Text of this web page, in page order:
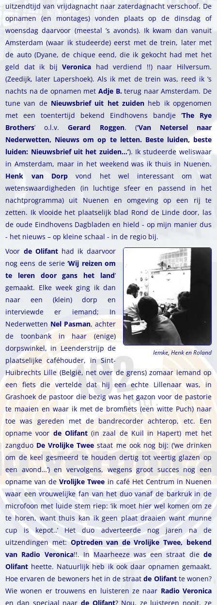
uitzendtijd van vrijdagnacht naar zaterdagnacht verschoof. De
opnamen (en montages) vonden plaats op de dinsdag of
woensdag daarvoor (meestal ’s avonds). Ik kwam dan vanuit
Amsterdam (waar ik studeerde) eerst met de trein, later met
de auto (Dyane, de chique eend, die ik gekocht had met het
geld dat ik bijVeronica had verdiend !!) naar Hilversum.
(Zeedijk, later Lapershoek). Als ik met de trein was, reed ik ’s
nachts na de opnamen met Adje B.terug naar Amsterdam. De
tune van de Nieuwsbrief uit het zuidenheb ik opgenomen
met een toentertijd bekend Eindhovens bandje ‘The Rye
Brothers’ o.l.v.Gerard Roggen. (‘Van Netersel naar
Nederwetten, Nieuws om op te letten. Beste luiden, beste
luiden: Nieuwsbrief uit het zuiden…’). Ik studeerde weliswaar
in Amsterdam, maar in het weekend was ik thuis in Nuenen.
Henk van Dorpvond het wel interessant om wat
wetenswaardigheden (in luchtige sfeer en passend in het
nachtprogramma) uit Nuenen en omgeving op een rij te
zetten. Ik vlooide het plaatselijk blad Rond de Linde door, las
de oude Eindhovens Dagbladen en hield - op mijn manier dus
- het nieuws – op kleine schaal - in de regio bij.
Iemke, Henk en Roland
Voor de Olifanthad ik daarvoor
nog eens de serie ‘Wij reizen om
te leren door gans het land’
gemaakt. Elke week ging ik dan
naar een (klein) dorp en
interviewde er iemand; In
Nederwetten Nel Pasman, achter
de toonbank in haar (enige)
dorpswinkel, in Leenderstrijp de
plaatselijke caféhouder, in Sint-
Huibrechts Lille (België, net over de grens) zomaar iemand op
een fiets die vertelde dat hij een echte Lillenaar was, in
Grashoek de pastoor die bezig was het gazon voor de pastorie
te maaien en waar ik met de bromfiets (een witte Puch) naar
toe was gereden met de bandrecorder achterop, etc. Een
opname voor de Olifant(in zaal de Kuil in Hapert) met het
zangduo De Vrolijke Twee staat me ook nog bij: (‘we drinken
om de keel gesmeerd te houden dertig tot veertig glazen op
een avond…’) en vervolgens, wegens groot succes nog een
opname van deVrolijke Tweein café Het Centrum in Nuenen
waar een vrouwelijke fan van het duo vanaf de barkruk in de
microfoon met luide stem riep: ‘ik moet hier wel komen om ze
te horen, want thuis kan ik geen plaat draaien want munne
cup is kepot..’ Het duo adverteerde nog jaren na de
uitzendingen met:Optreden van de Vrolijke Twee, bekend
van Radio Veronica!!. In Maarheeze was een straat die de
Olifant heette. Natuurlijk heb ik ook daar opnamen gemaakt.
Hoe ervaren de bewoners het in de straatde Olifantte wonen?
Wie wonen er trouwens en luisteren ze naar Radio Veronica
en dan speciaal naar de Olifant? Nou, ze luisteren nooit, ze